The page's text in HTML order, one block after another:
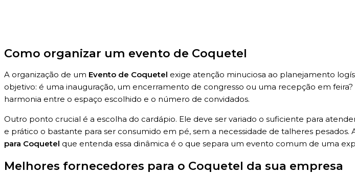
Como organizar um evento de Coquetel
A organização de um Evento de Coquetel exige atenção minuciosa ao planejamento
objetivo: é uma inauguração, um encerramento de congresso ou uma recepção em
harmonia entre o espaço escolhido e o número de convidados.
Outro ponto crucial é a escolha do cardápio. Ele deve ser variado o suficiente para
e prático o bastante para ser consumido em pé, sem a necessidade de talheres pesados.
para Coquetel que entenda essa dinâmica é o que separa um evento comum de uma
Melhores fornecedores para o Coquetel da sua empresa